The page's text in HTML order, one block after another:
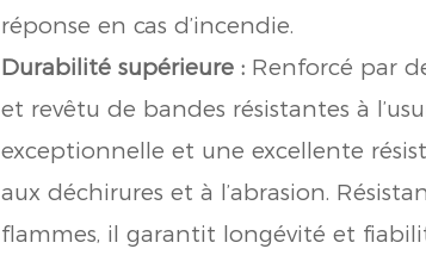
réponse en cas d’incendie.
Durabilité supérieure :Renforcé par
et revêtu de bandes résistantes à
exceptionnelle et une excellente
aux déchirures et à l’abrasion.
flammes, il garantit longévité et